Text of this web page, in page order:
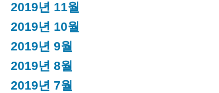
2019년 11월
2019년 10월
2019년 9월
2019년 8월
2019년 7월